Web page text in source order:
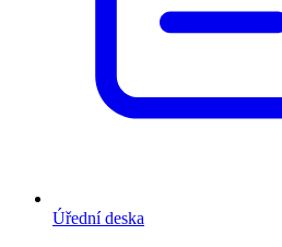
Úřední deska